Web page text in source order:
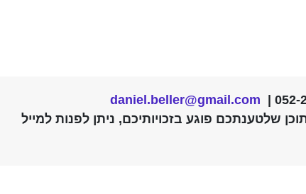
daniel.beller@gmail.com
שלטענתכם פוגע בזכויותיכם, ניתן לפנות למייל